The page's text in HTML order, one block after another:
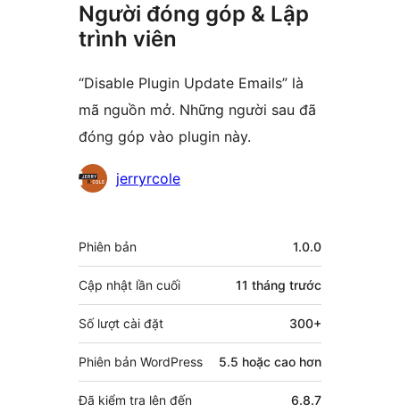
Người đóng góp & Lập
trình viên
“Disable Plugin Update Emails” là
mã nguồn mở. Những người sau đã
đóng góp vào plugin này.
Những
góp
jerryrcole
Meta
Phiên bản 1.0.0
Cập nhật lần cuối 11 tháng trước
Số lượt cài đặt 300+
Phiên bản WordPress 5.5 hoặc cao hơn
Đã kiểm tra lên đến 6.8.7